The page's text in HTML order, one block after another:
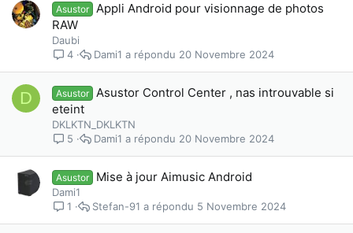
Asustor
Appli Android pour visionnage de photos
RAW
Daubi
4
20 Novembre 2024
Dami1
D Asustor
Asustor Control Center , nas introuvable si
eteint
DKLKTN_DKLKTN
5
20 Novembre 2024
Dami1
Asustor Mise à jour Aimusic Android
Dami1
1
5 Novembre 2024
Stefan-91